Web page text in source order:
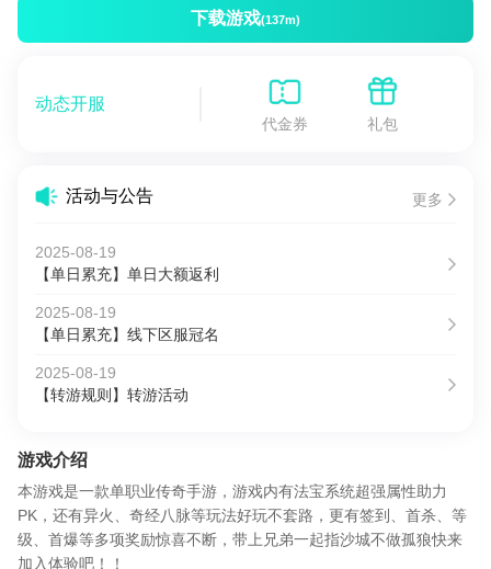
下载游戏(137m)
动态开服
代金券 礼包
活动与公告 更多
2025-08-19
【单日累充】单日大额返利
2025-08-19
【单日累充】线下区服冠名
2025-08-19
【转游规则】转游活动
游戏介绍
本游戏是一款单职业传奇手游，游戏内有法宝系统超强属性助力
PK，还有异火、奇经八脉等玩法好玩不套路，更有签到、首杀、等
级、首爆等多项奖励惊喜不断，带上兄弟一起指沙城不做孤狼快来
加入体验吧！！